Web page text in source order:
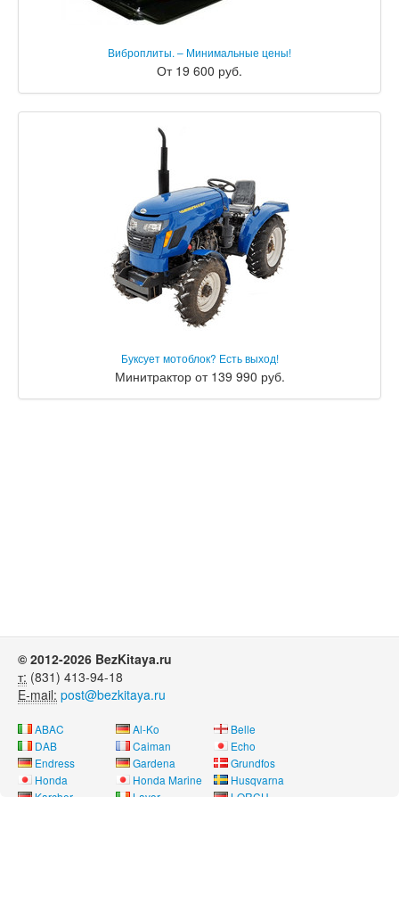
Виброплиты. – Минимальные цены!
От 19 600 руб.
Буксует мотоблок? Есть выход!
Минитрактор от 139 990 руб.
© 2012-2026 BezKitaya.ru
т: (831) 413-94-18
E-mail: post@bezkitaya.ru
ABAC Al-Ko
Belle
DAB
Caiman
Echo
Endress
Gardena
Grundfos
Honda
Honda Marine
Husqvarna
Karcher
Lavor
LORCH